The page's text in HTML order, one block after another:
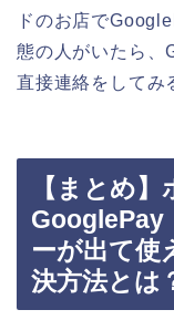
ドのお店で
態の人がいたら、
直接連絡をしてみ
【まとめ
GooglePay
ーが出て使
決方法とは